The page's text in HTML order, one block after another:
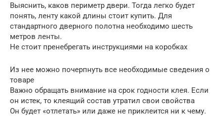
Выяснить, каков периметр двери. Тогда легко будет
понять, ленту какой длины стоит купить. Для
стандартного дверного полотна необходимо шесть
метров ленты.
Не стоит пренебрегать инструкциями на коробках
Из нее можно почерпнуть все необходимые сведения о
товаре
Важно обращать внимание на срок годности клея. Если
он истек, то клеящий состав утратил свои свойства
Он будет «отлетать» или даже не приклеится ни к чему.